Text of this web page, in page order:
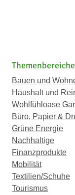
Themenbereiche
Bauen und
Haushalt und
Wohlfühloase
Büro, Papier &
Grüne Energie
Nachhaltige
Finanzprodukte
Mobilität
Textilien/Schuhe
Tourismus